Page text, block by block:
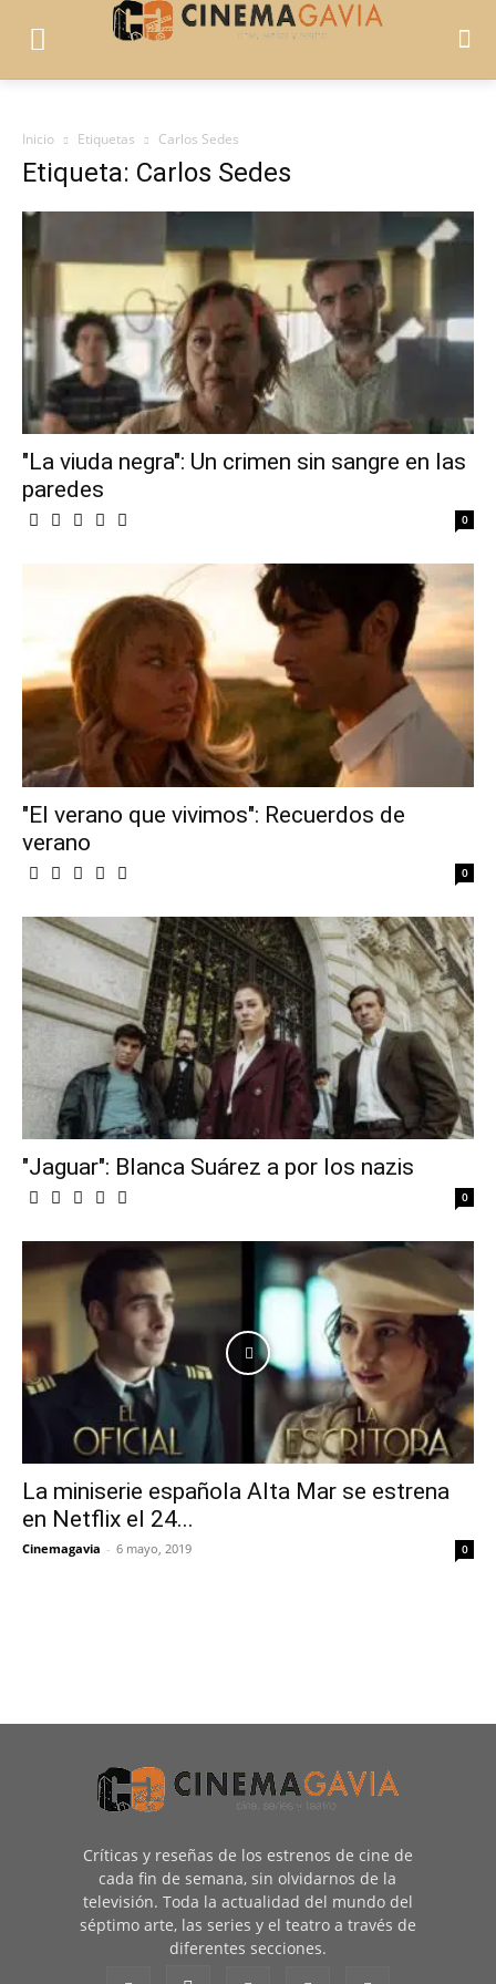
Inicio Etiquetas Carlos Sedes
Etiqueta: Carlos Sedes
"La viuda negra": Un crimen sin sangre en las
paredes
0
"El verano que vivimos": Recuerdos de
verano
0
"Jaguar": Blanca Suárez a por los nazis
0
La miniserie española Alta Mar se estrena
en Netflix el 24...
Cinemagavia - 6 mayo, 2019 0
Críticas y reseñas de los estrenos de cine de
cada fin de semana, sin olvidarnos de la
televisión. Toda la actualidad del mundo del
séptimo arte, las series y el teatro a través de
diferentes secciones.